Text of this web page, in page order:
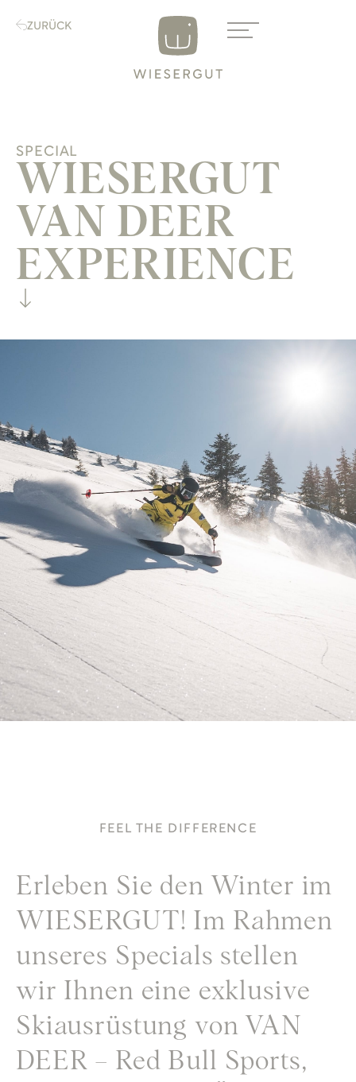
ZURÜCK
SPECIAL
WIESERGUT
VAN DEER
EXPERIENCE
FEEL THE DIFFERENCE
Erleben Sie den Winter im
WIESERGUT! Im Rahmen
unseres Specials stellen
wir Ihnen eine exklusive
Skiausrüstung von VAN
DEER – Red Bull Sports,